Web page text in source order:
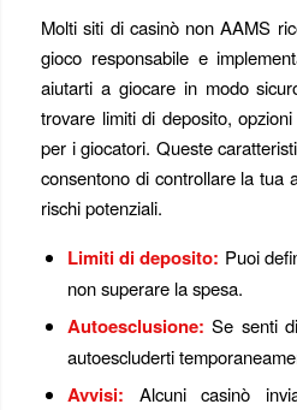
Molti siti di casinò non AAMS
gioco responsabile e
aiutarti a giocare in modo
trovare limiti di deposito,
per i giocatori. Queste
consentono di controllare la tua
rischi potenziali.
Limiti di deposito: Puoi
non superare la spesa.
Autoesclusione: Se senti
autoescluderti
Avvisi: Alcuni casinò